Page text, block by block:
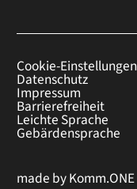
Cookie-Einstellungen
Datenschutz
Impressum
Barrierefreiheit
Leichte Sprache
Gebärdensprache
made byKomm.ONE